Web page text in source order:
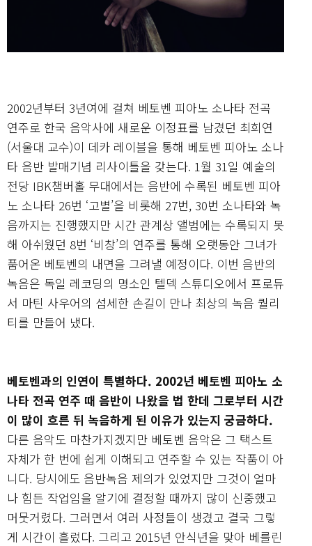
2002년부터 3년여에 걸쳐 베토벤 피아노 소나타 전곡
연주로 한국 음악사에 새로운 이정표를 남겼던 최희연
(서울대 교수)이 데카 레이블을 통해 베토벤 피아노 소나
타 음반 발매기념 리사이틀을 갖는다. 1월 31일 예술의
전당 IBK챔버홀 무대에서는 음반에 수록된 베토벤 피아
노 소나타 26번 ‘고별’을 비롯해 27번, 30번 소나타와 녹
음까지는 진행했지만 시간 관계상 앨범에는 수록되지 못
해 아쉬웠던 8번 ‘비창’의 연주를 통해 오랫동안 그녀가
품어온 베토벤의 내면을 그려낼 예정이다. 이번 음반의
녹음은 독일 레코딩의 명소인 텔덱 스튜디오에서 프로듀
서 마틴 사우어의 섬세한 손길이 만나 최상의 녹음 퀄리
티를 만들어 냈다.
베토벤과의 인연이 특별하다. 2002년 베토벤 피아노 소
나타 전곡 연주 때 음반이 나왔을 법 한데 그로부터 시간
이 많이 흐른 뒤 녹음하게 된 이유가 있는지 궁금하다.
다른 음악도 마찬가지겠지만 베토벤 음악은 그 택스트
자체가 한 번에 쉽게 이해되고 연주할 수 있는 작품이 아
니다. 당시에도 음반녹음 제의가 있었지만 그것이 얼마
나 힘든 작업임을 알기에 결정할 때까지 많이 신중했고
머뭇거렸다. 그러면서 여러 사정들이 생겼고 결국 그렇
게 시간이 흘렀다. 그리고 2015년 안식년을 맞아 베를린